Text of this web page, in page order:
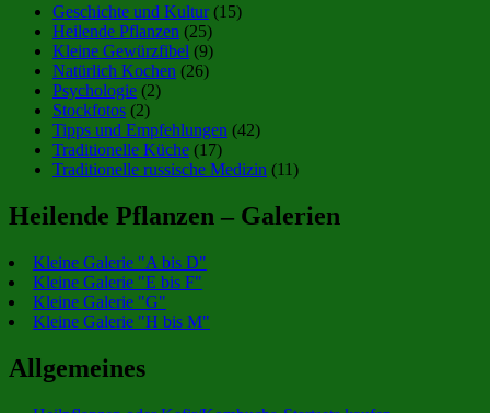
Geschichte und Kultur(15)
Heilende Pflanzen (25)
Kleine Gewürzfibel (9)
Natürlich Kochen (26)
Psychologie (2)
Stockfotos (2)
Tipps und Empfehlungen (42)
Traditionelle Küche (17)
Traditionelle russische Medizin (11)
Heilende Pflanzen – Galerien
Kleine Galerie "A bis D"
Kleine Galerie "E bis F"
Kleine Galerie "G"
Kleine Galerie "H bis M"
Allgemeines